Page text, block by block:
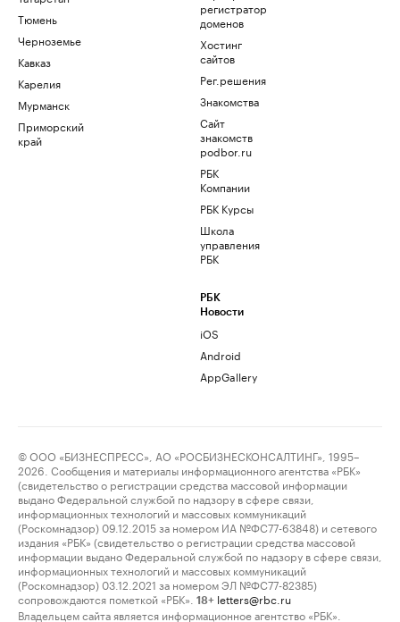
Тюмень
Черноземье
Кавказ
Карелия
Мурманск
Приморский
край
регистратор
доменов
Хостинг
сайтов
Рег.решения
Знакомства
Сайт
знакомств
podbor.ru
РБК
Компании
РБК Курсы
Школа
управления
РБК
РБК
Новости
iOS
Android
AppGallery
© ООО «БИЗНЕСПРЕСС», АО «РОСБИЗНЕСКОНСАЛТИНГ», 1995–
2026. Сообщения и материалы информационного агентства «РБК»
(свидетельство о регистрации средства массовой информации
выдано Федеральной службой по надзору в сфере связи,
информационных технологий и массовых коммуникаций
(Роскомнадзор) 09.12.2015 за номером ИА №ФС77-63848) и сетевого
издания «РБК» (свидетельство о регистрации средства массовой
информации выдано Федеральной службой по надзору в сфере связи,
информационных технологий и массовых коммуникаций
(Роскомнадзор) 03.12.2021 за номером ЭЛ №ФС77-82385)
сопровождаются пометкой «РБК».
18+ letters@rbc.ru
Владельцем сайта является информационное агентство «РБК».